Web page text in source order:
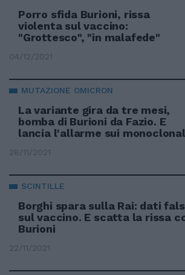
Porro sfida Burioni, rissa
violenta sul vaccino:
"Grottesco", "in malafede"
04/12/2021
MUTAZIONE OMICRON
La variante gira da tre mesi,
bomba di Burioni da Fazio. E
lancia l'allarme sui
28/11/2021
SCINTILLE
Borghi spara sulla Rai: dati
sul vaccino. E scatta la rissa
Burioni
22/11/2021